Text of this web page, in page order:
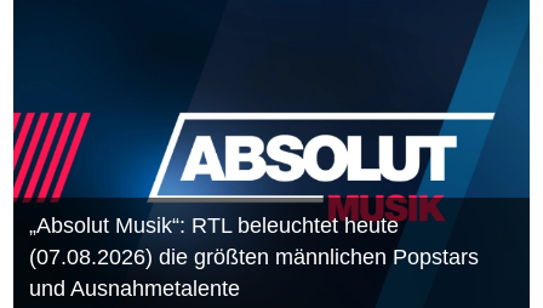
„Absolut Musik“: RTL beleuchtet heute
(07.08.2026) die größten männlichen Popstars
und Ausnahmetalente